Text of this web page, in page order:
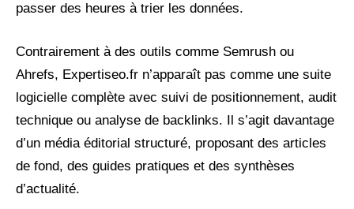
passer des heures à trier les données.
Contrairement à des outils comme Semrush ou
Ahrefs, Expertiseo.fr n’apparaît pas comme une suite
logicielle complète avec suivi de positionnement, audit
technique ou analyse de backlinks. Il s’agit davantage
d’un média éditorial structuré, proposant des articles
de fond, des guides pratiques et des synthèses
d’actualité.